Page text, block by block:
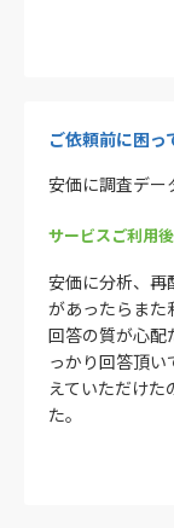
ご依頼前に困っ
安価に調査デー
サービスご利用
安価に分析、再
があったらまた
回答の質が心配
っかり回答頂
えていただけた
た。